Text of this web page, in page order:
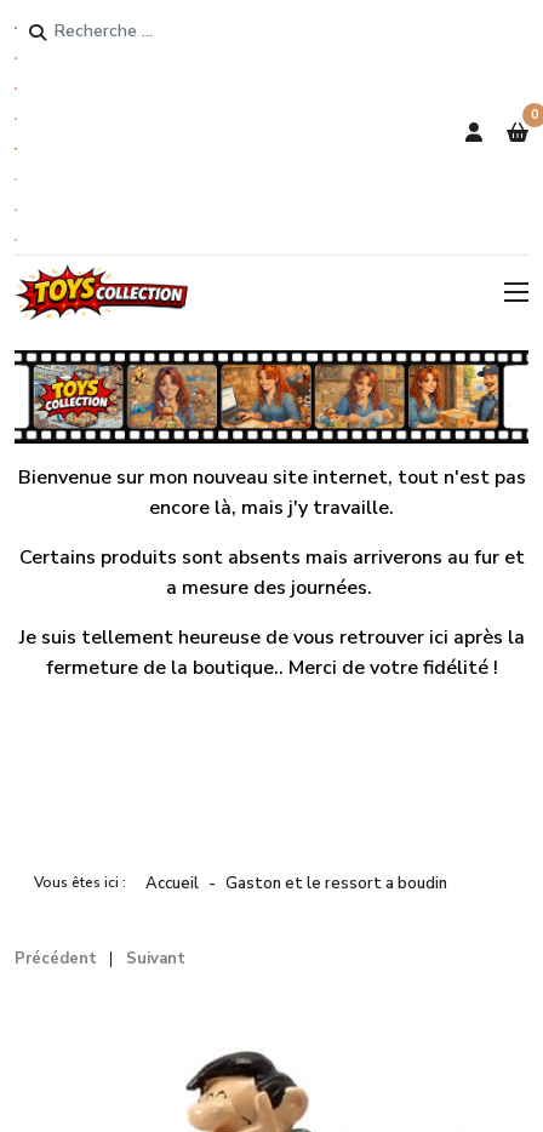
Rechercher
0
Bienvenue sur mon nouveau site internet, tout n'est pas
encore là, mais j'y travaille.
Certains produits sont absents mais arriverons au fur et
a mesure des journées.
Je suis tellement heureuse de vous retrouver ici après la
fermeture de la boutique.. Merci de votre fidélité !
Vous êtes ici : Accueil Gaston et le ressort a boudin
Précédent Suivant